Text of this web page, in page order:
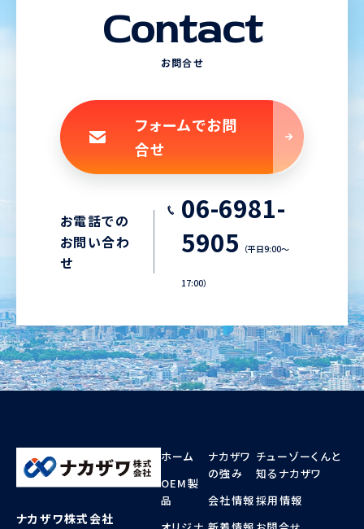
Contact
お問合せ
フォームでお問
合せ
お電話での
お問い合わ
せ
06-6981-
5905 （平日9:00〜
17:00）
ナカザワ株式会社
ホーム
OEM製
品
ナカザワ
の強み
会社情報
チューゾーくんと
知るナカザワ
採用情報